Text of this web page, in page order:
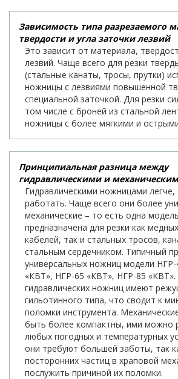
Зависимость типа разрезаемого
твердости и угла заточки лезвий
Это зависит от материала,
лезвий. Чаще всего для резки
(стальные канаты, тросы, прутки)
ножницы с лезвиями повышенной
специальной заточкой. Для резки
том числе с броней из стальной
ножницы с более мягкими и
Принципиальная разница между
гидравлическими и
Гидравлическими ножницами
работать. Чаще всего они более
механические – то есть одна
предназначена для резки как
кабелей, так и стальных тросов,
стальным сердечником. Типичный
универсальных ножниц модели
«КВТ», НГР-65 «КВТ», НГР-85
гидравлических ножниц имеют
гильотинного типа, что сводит к
поломки инструмента.
быть более компактны, ими можно
любых погодных и температурных
они требуют большей заботы, так
посторонних частиц в храповой
послужить причиной их поломки.